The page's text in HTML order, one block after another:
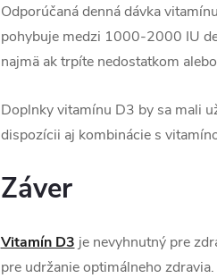
Odporúčaná denná dávka
pohybuje medzi 1000-2000 IU
najmä ak trpíte nedostatkom
Doplnky vitamínu D3 by sa mali
dispozícii aj kombinácie s
Záver
Vitamín D3 je nevyhnutný pre
pre udržanie optimálneho